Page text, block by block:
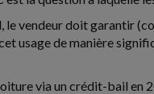
vendeur doit garantir
usage de manière
via un crédit-bail en